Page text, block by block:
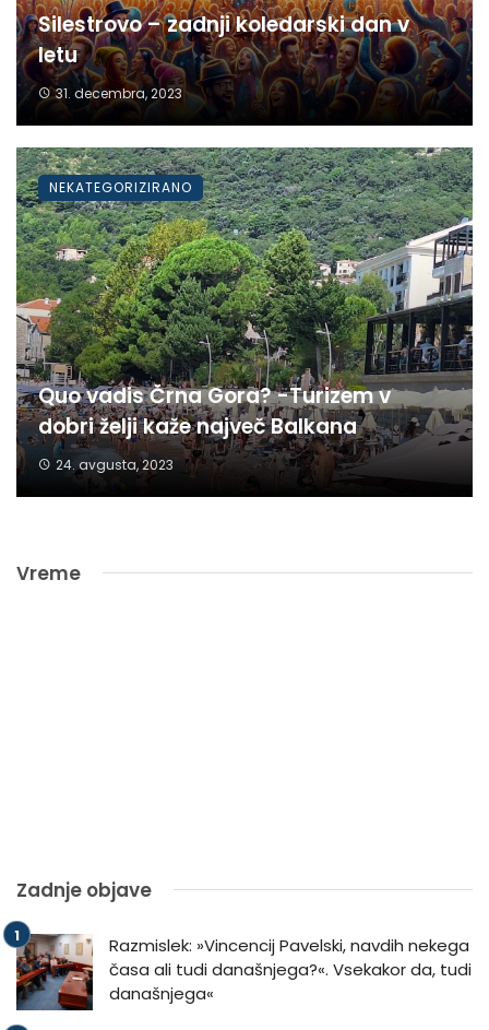
Silestrovo – zadnji koledarski dan v
letu
31. decembra, 2023
Quo vadis Črna Gora? -Turizem v
dobri želji kaže največ Balkana
24. avgusta, 2023
NEKATEGORIZIRANO
Vreme
Zadnje objave
Razmislek: »Vincencij Pavelski, navdih nekega
časa ali tudi današnjega?«. Vsekakor da, tudi
današnjega«